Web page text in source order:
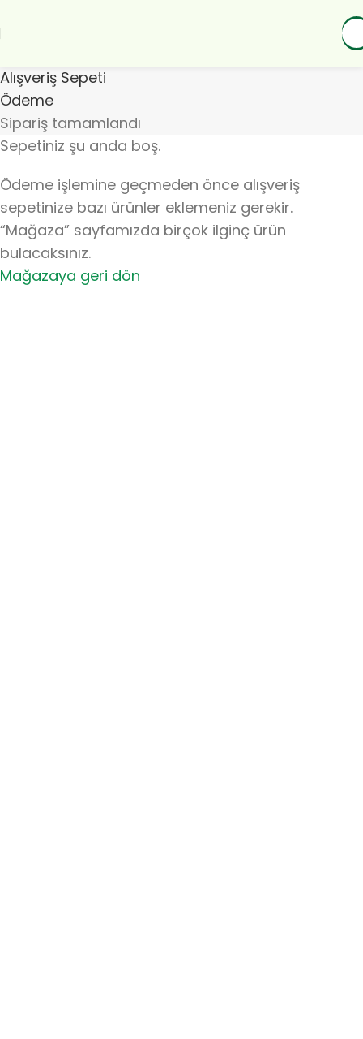
Alışveriş Sepeti
Ödeme
Sipariş tamamlandı
Sepetiniz şu anda boş.
Ödeme işlemine geçmeden önce alışveriş
sepetinize bazı ürünler eklemeniz gerekir.
“Mağaza” sayfamızda birçok ilginç ürün
bulacaksınız.
Mağazaya geri dön